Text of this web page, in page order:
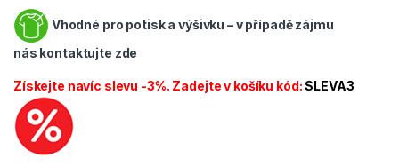
Vhodné pro potisk a výšivku – v případě zájmu
nás kontaktujte zde
Získejte navíc slevu -3%. Zadejte v košíku kód:SLEVA3